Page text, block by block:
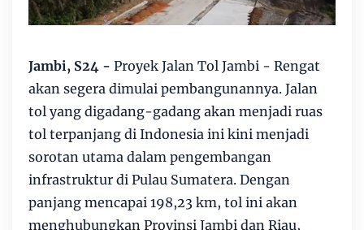
Jambi, S24 - Proyek Jalan Tol Jambi - Rengat
akan segera dimulai pembangunannya. Jalan
tol yang digadang-gadang akan menjadi ruas
tol terpanjang di Indonesia ini kini menjadi
sorotan utama dalam pengembangan
infrastruktur di Pulau Sumatera. Dengan
panjang mencapai 198,23 km, tol ini akan
menghubungkan Provinsi Jambi dan Riau,